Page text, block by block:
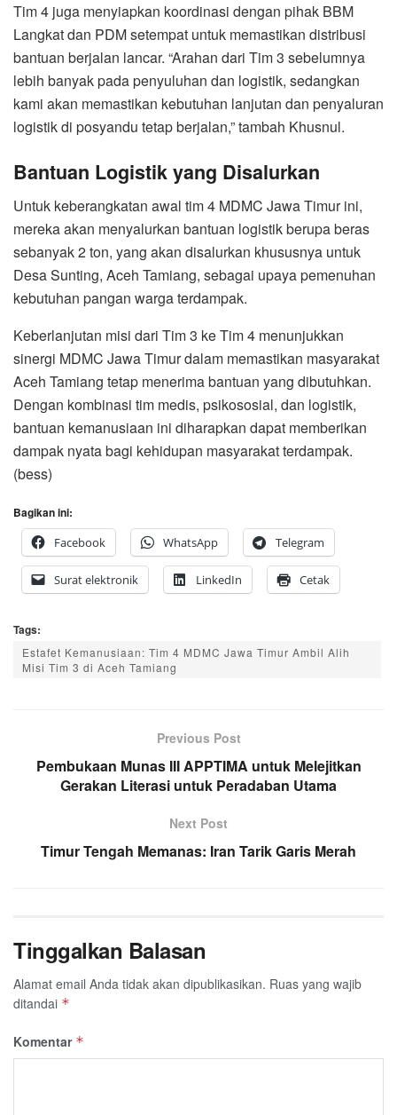
Tim 4 juga menyiapkan koordinasi dengan pihak BBM
Langkat dan PDM setempat untuk memastikan distribusi
bantuan berjalan lancar. “Arahan dari Tim 3 sebelumnya
lebih banyak pada penyuluhan dan logistik, sedangkan
kami akan memastikan kebutuhan lanjutan dan penyaluran
logistik di posyandu tetap berjalan,” tambah Khusnul.
Bantuan Logistik yang Disalurkan
Untuk keberangkatan awal tim 4 MDMC Jawa Timur ini,
mereka akan menyalurkan bantuan logistik berupa beras
sebanyak 2 ton, yang akan disalurkan khususnya untuk
Desa Sunting, Aceh Tamiang, sebagai upaya pemenuhan
kebutuhan pangan warga terdampak.
Keberlanjutan misi dari Tim 3 ke Tim 4 menunjukkan
sinergi MDMC Jawa Timur dalam memastikan masyarakat
Aceh Tamiang tetap menerima bantuan yang dibutuhkan.
Dengan kombinasi tim medis, psikososial, dan logistik,
bantuan kemanusiaan ini diharapkan dapat memberikan
dampak nyata bagi kehidupan masyarakat terdampak.
(bess)
Bagikan ini:
Facebook
WhatsApp Telegram
Surat elektronik LinkedIn Cetak
Tags:
Estafet Kemanusiaan: Tim 4 MDMC Jawa Timur Ambil Alih
Misi Tim 3 di Aceh Tamiang
Previous Post
Pembukaan Munas III APPTIMA untuk Melejitkan
Gerakan Literasi untuk Peradaban Utama
Next Post
Timur Tengah Memanas: Iran Tarik Garis Merah
Tinggalkan Balasan
Alamat email Anda tidak akan dipublikasikan. Ruas yang wajib
ditandai *
Komentar *